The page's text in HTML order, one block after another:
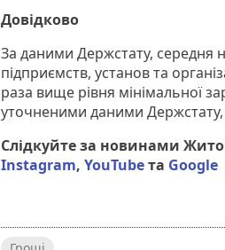
Довідково
За даними Держстату, середня
підприємств, установ та
раза вище рівня мінімальної
уточненими даними Держстату,
Слідкуйте за новинами
Instagram,YouTubeта Google